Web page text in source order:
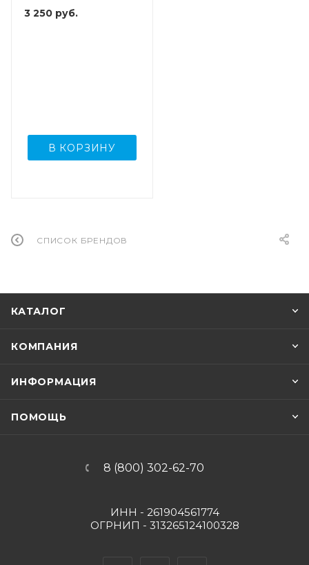
3 250 руб.
В КОРЗИНУ
СПИСОК БРЕНДОВ
КАТАЛОГ
КОМПАНИЯ
ИНФОРМАЦИЯ
ПОМОЩЬ
8 (800) 302-62-70
ИНН - 261904561774
ОГРНИП - 313265124100328